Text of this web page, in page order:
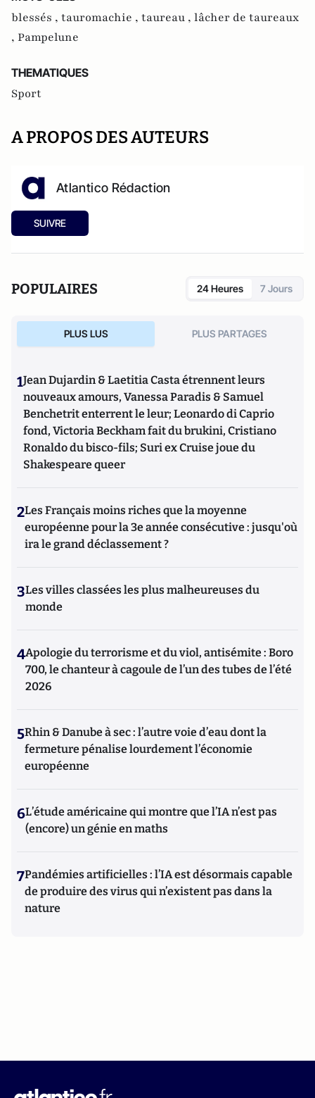
blessés , tauromachie , taureau , lâcher de taureaux
, Pampelune
THEMATIQUES
Sport
A PROPOS DES AUTEURS
Atlantico Rédaction
SUIVRE
POPULAIRES 24 Heures 7 Jours
PLUS LUS PLUS PARTAGES
1Jean Dujardin & Laetitia Casta étrennent leurs
nouveaux amours, Vanessa Paradis & Samuel
Benchetrit enterrent le leur; Leonardo di Caprio
fond, Victoria Beckham fait du brukini, Cristiano
Ronaldo du bisco-fils; Suri ex Cruise joue du
Shakespeare queer
2Les Français moins riches que la moyenne
européenne pour la 3e année consécutive : jusqu'où
ira le grand déclassement ?
3Les villes classées les plus malheureuses du
monde
4Apologie du terrorisme et du viol, antisémite : Boro
700, le chanteur à cagoule de l’un des tubes de l’été
2026
5Rhin & Danube à sec : l’autre voie d’eau dont la
fermeture pénalise lourdement l’économie
européenne
6L’étude américaine qui montre que l’IA n’est pas
(encore) un génie en maths
7Pandémies artificielles : l’IA est désormais capable
de produire des virus qui n’existent pas dans la
nature